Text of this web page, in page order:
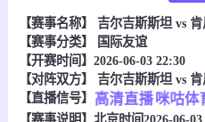
【赛事名称】 吉尔吉斯斯坦 vs
【赛事分类】
国际友谊
【开赛时间】2026-06-03 22:30
【对阵双方】 吉尔吉斯斯坦 vs
【直播信号】
高清直播咪咕体